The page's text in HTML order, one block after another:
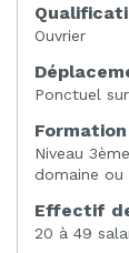
Ouvrier
Ponctuel
Niveau
domaine ou
Effectif
20 à 49